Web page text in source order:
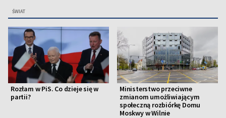
ŚWIAT
Rozłam w PiS. Co dzieje się w
partii?
Ministerstwo przeciwne
zmianom umożliwiającym
społeczną rozbiórkę Domu
Moskwy w Wilnie